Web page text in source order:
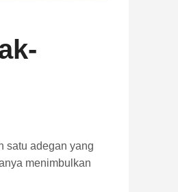
satu adegan yang
menimbulkan